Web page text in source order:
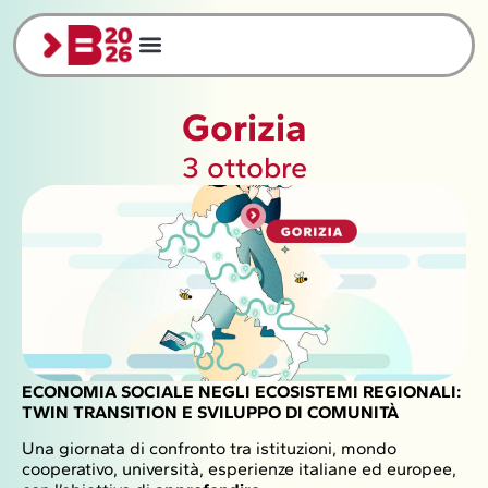
Gorizia
3 ottobre
ECONOMIA SOCIALE NEGLI ECOSISTEMI REGIONALI:
TWIN TRANSITION E SVILUPPO DI COMUNITÀ
Una giornata di confronto tra istituzioni, mondo
cooperativo, università, esperienze italiane ed europee,